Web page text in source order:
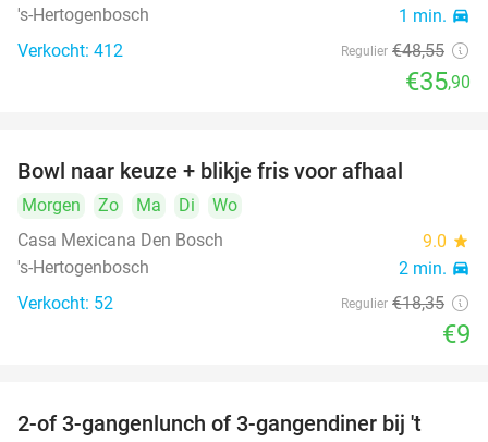
's-Hertogenbosch 1 min. directions_car
Verkocht: 412 Regulier €48,55
€35,90
Bowl naar keuze + blikje fris voor afhaal
Morgen Zo Ma Di
Wo
Casa Mexicana Den Bosch
9.0 star
's-Hertogenbosch 2 min. directions_car
Verkocht: 52 Regulier €18,35
€9
35%
2-of 3-gangenlunch of 3-gangendiner bij 't